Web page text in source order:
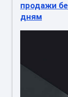
продажи
дням